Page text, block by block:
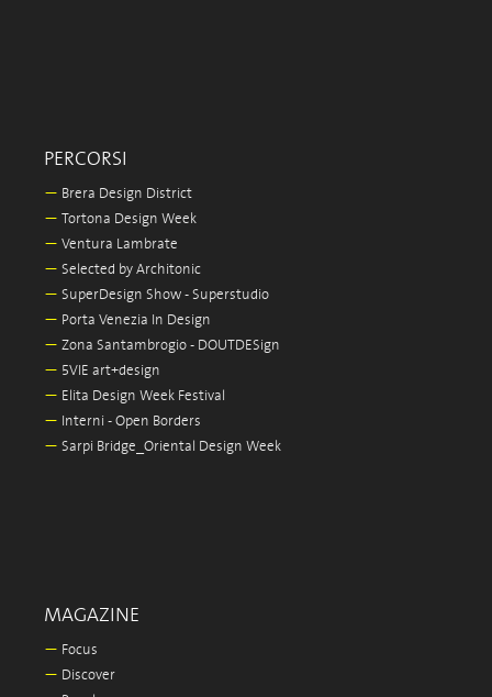
PERCORSI
— Brera Design District
— Tortona Design Week
— Ventura Lambrate
— Selected by Architonic
— SuperDesign Show - Superstudio
— Porta Venezia In Design
— Zona Santambrogio - DOUTDESign
— 5VIE art+design
— Elita Design Week Festival
— Interni - Open Borders
— Sarpi Bridge_Oriental Design Week
MAGAZINE
— Focus
— Discover